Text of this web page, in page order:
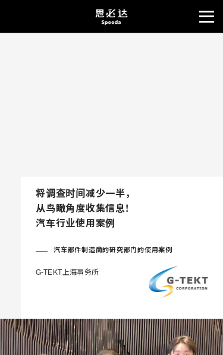
将调查时间减少一半，
从鸟瞰角度收集信息!
汽车行业使用案例
汽车部件制造商的研究部门的使用案例
G-TEKT上海事务所